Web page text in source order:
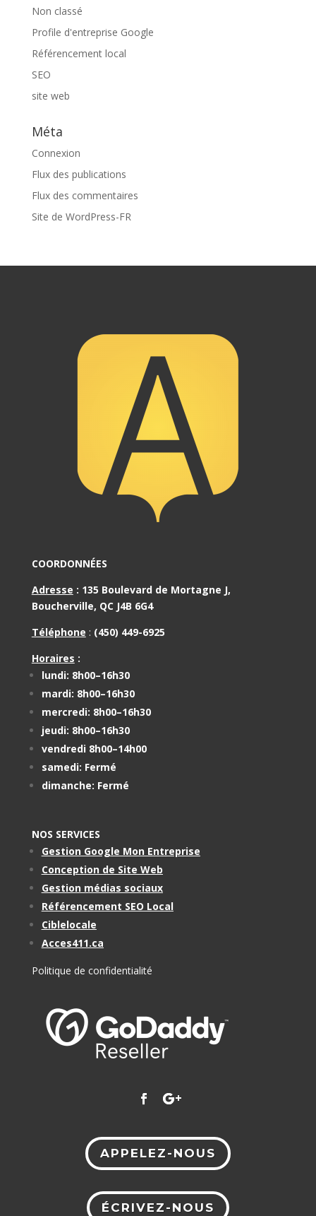
Non classé
Profile d'entreprise Google
Référencement local
SEO
site web
Méta
Connexion
Flux des publications
Flux des commentaires
Site de WordPress-FR
COORDONNÉES
Adresse : 135 Boulevard de Mortagne J,
Boucherville, QC J4B 6G4
Téléphone : (450) 449-6925
Horaires :
lundi: 8h00–16h30
mardi: 8h00–16h30
mercredi: 8h00–16h30
jeudi: 8h00–16h30
vendredi 8h00–14h00
samedi: Fermé
dimanche: Fermé
NOS SERVICES
Gestion Google Mon Entreprise
Conception de Site Web
Gestion médias sociaux
Référencement SEO Local
Ciblelocale
Acces411.ca
Politique de confidentialité
APPELEZ-NOUS
ÉCRIVEZ-NOUS